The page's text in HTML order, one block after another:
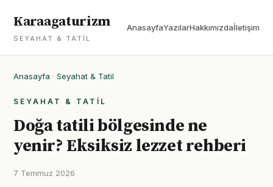
Karaagaturizm
SEYAHAT & TATIL
AnasayfaYazılarHakkımızdaİletişim
Anasayfa · Seyahat & Tatil
SEYAHAT & TATIL
Doğa tatili bölgesinde ne
yenir? Eksiksiz lezzet rehberi
7 Temmuz 2026